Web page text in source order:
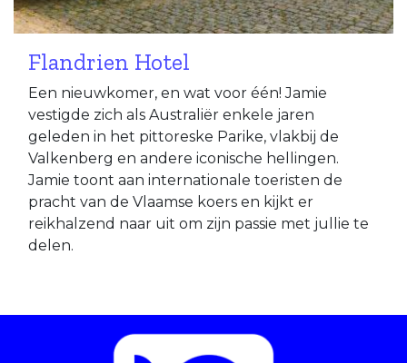
Flandrien Hotel
Een nieuwkomer, en wat voor één! Jamie
vestigde zich als Australiër enkele jaren
geleden in het pittoreske Parike, vlakbij de
Valkenberg en andere iconische hellingen.
Jamie toont aan internationale toeristen de
pracht van de Vlaamse koers en kijkt er
reikhalzend naar uit om zijn passie met jullie te
delen.